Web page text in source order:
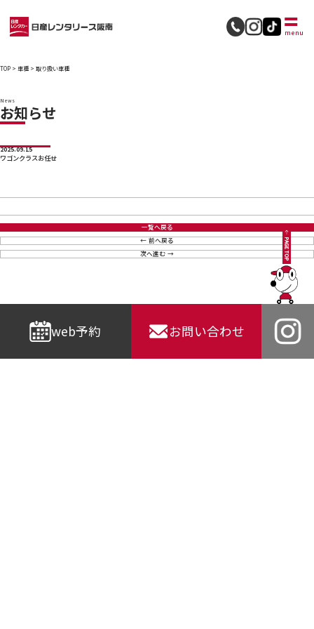
menu
採用情報
TOP > 車種 > 取り扱い車種
News
お知らせ
2025.09.15
ワゴンクラスお任せ
前へ戻る
一覧へ戻る
次へ進む
web予約 お問い合わせ